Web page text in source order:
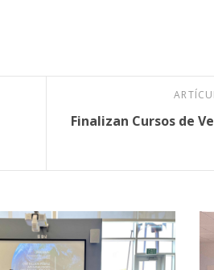
Finalizan Cursos de